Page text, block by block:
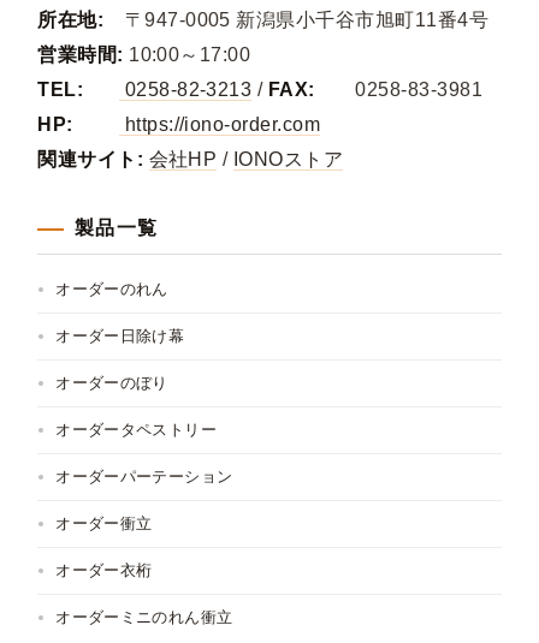
所在地:
〒947-0005 新潟県小千谷市旭町11番4号
営業時間: 10:00～17:00
TEL:
0258-82-3213 / FAX:
0258-83-3981
HP:
https://iono-order.com
関連サイト: 会社HP / IONOストア
製品一覧
オーダーのれん
オーダー日除け幕
オーダーのぼり
オーダータペストリー
オーダーパーテーション
オーダー衝立
オーダー衣桁
オーダーミニのれん衝立